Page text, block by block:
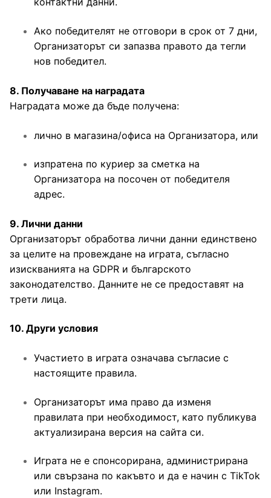
Ако победителят не отговори в срок от 7 дни,
Организаторът си запазва правото да тегли
нов победител.
8. Получаване на наградата
Наградата може да бъде получена:
лично в магазина/офиса на Организатора, или
изпратена по куриер за сметка на
Организатора на посочен от победителя
адрес.
9. Лични данни
Организаторът обработва лични данни единствено
за целите на провеждане на играта, съгласно
изискванията на GDPR и българското
законодателство. Данните не се предоставят на
трети лица.
10. Други условия
Участието в играта означава съгласие с
настоящите правила.
Организаторът има право да изменя
правилата при необходимост, като публикува
актуализирана версия на сайта си.
Играта не е спонсорирана, администрирана
или свързана по какъвто и да е начин с TikTok
или Instagram.